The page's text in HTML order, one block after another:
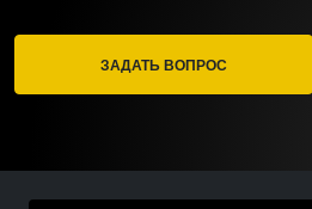
ЗАДАТЬ ВОПРОС